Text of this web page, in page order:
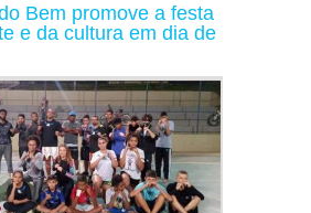
Bem promove a festa
e da cultura em dia de